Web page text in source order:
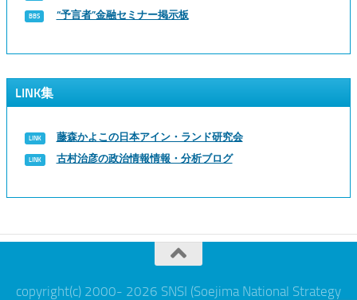
“予言者”金融セミナー掲示板
LINK集
藤森かよこの日本アイン・ランド研究会
古村治彦の政治情報情報・分析ブログ
copyright(c) 2000- 2026 SNSI (Soejima National Strategy